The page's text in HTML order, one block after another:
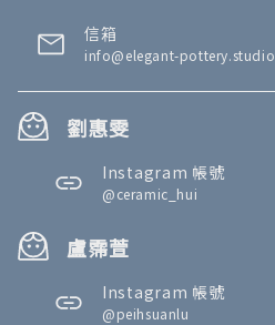
信箱
info@elegant-pottery.studio
劉惠雯
Instagram 帳號
@ceramic_hui
盧霈萱
Instagram 帳號
@peihsuanlu